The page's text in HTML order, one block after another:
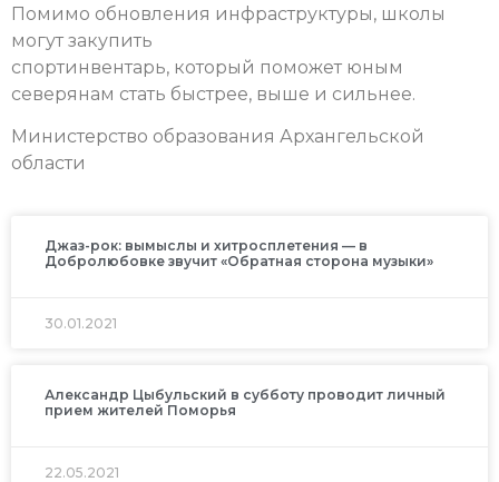
Помимо обновления инфраструктуры, школы
могут закупить
спортинвентарь, который поможет юным
северянам стать быстрее, выше и сильнее.
Министерство образования Архангельской
области
Джаз-рок: вымыслы и хитросплетения — в
Добролюбовке звучит «Обратная сторона музыки»
30.01.2021
Александр Цыбульский в субботу проводит личный
прием жителей Поморья
22.05.2021